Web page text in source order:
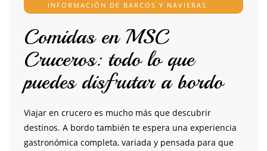
INFORMACIÓN DE BARCOS Y NAVIERAS
Comidas en MSC
Cruceros: todo lo que
puedes disfrutar a bordo
Viajar en crucero es mucho más que descubrir
destinos. A bordo también te espera una experiencia
gastronómica completa, variada y pensada para que